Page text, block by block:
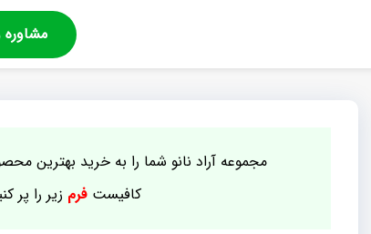
مجموعه آراد نانو شما را به خرید بهترین
کافیستفرم زیر را پر